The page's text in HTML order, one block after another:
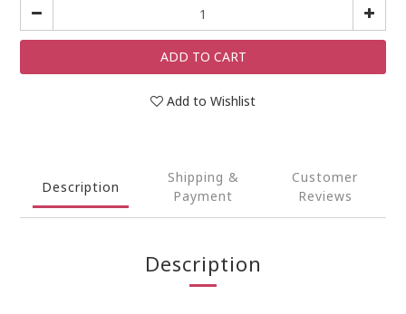
ADD TO CART
Add to Wishlist
Description
Shipping &
Payment
Customer
Reviews
Description